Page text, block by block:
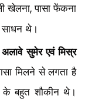
खेलना,पासा फेंकना
थे।
सुमेर एवं मिस्र
मिलने से लगता है
के बहुत शौकीन थे।